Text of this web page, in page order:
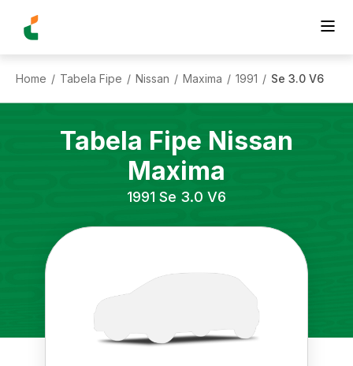
Home / Tabela Fipe / Nissan / Maxima / 1991 / Se 3.0 V6
Tabela Fipe Nissan
Maxima
1991 Se 3.0 V6